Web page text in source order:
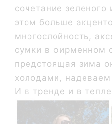
сочетание зеленого
этом больше
многослойность,
сумки в фирменном
предстоящая зима
холодами,
И в тренде и в